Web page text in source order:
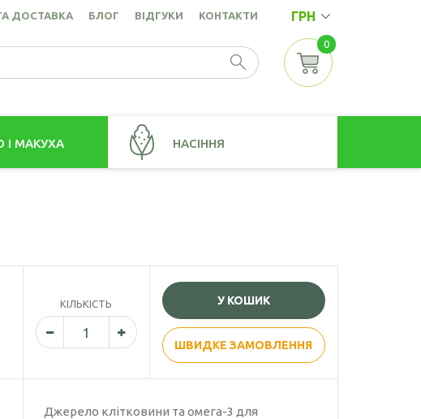
ДОСТАВКА БЛОГ ВІДГУКИ КОНТАКТИ ГРН
0
МАКУХА НАСІННЯ
Насіння льону коричневого
Насіння розторопші
КІЛЬКІСТЬ У КОШИК
ШВИДКЕ ЗАМОВЛЕННЯ
Джерело клітковини та омега-3 для